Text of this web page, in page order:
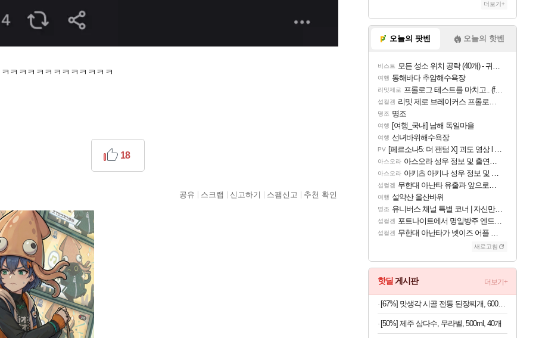
ㅋㅋㅋㅋㅋㅋㅋㅋㅋㅋㅋㅋ
18
공유 스크랩 신고하기 스팸신고 추천 확인
더보기+
오늘의 팟벤 오늘의 핫벤
비스트 모든 성소 위치 공략 (40개) - 귀환한 영혼 도전과제
여행 동해바다 추암해수욕장
리밋제로 프롤로그 테스트를 마치고.. (feat. 리아)
섭컬겜 리밋 제로 브레이커스 프롤로그 테스트 후기 영상 업로드
명조 명조
여행 [여행_국내] 남해 독일마을
여행 선녀바위해수욕장
PV [페르소나5: 더 팬텀 X] 괴도 영상 l 타카마키 안·댄싱 스타
아스오라 아스오라 성우 정보 및 출연작 모음
아스오라 아키츠 아키나 성우 정보 및 주요 필모
섭컬겜 무한대 아난타 유출과 앞으로의 예상 (루머)
여행 설악산 울산바위
명조 유니버스 채널 특별 코너 | 자신만의 스타일
섭컬겜 포트나이트에서 명일방주 엔드필드 [펠리카] 판매 예정
섭컬겜 무한대 아난타가 넷이즈 어플 달력에 일정 등록
새로고침
핫딜 게시판 더보기+
[67%] 맛생각 시골 전통 된장찌개, 600g, 5개
[50%] 제주 삼다수, 무라벨, 500ml, 40개